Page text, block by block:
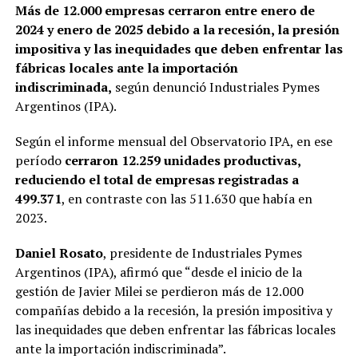
Más de 12.000 empresas cerraron entre enero de
2024 y enero de 2025 debido a la recesión, la presión
impositiva y las inequidades que deben enfrentar las
fábricas locales ante la importación
indiscriminada, según denunció Industriales Pymes
Argentinos (IPA).
Según el informe mensual del Observatorio IPA, en ese
períodocerraron 12.259 unidades productivas,
reduciendo el total de empresas registradas a
499.371, en contraste con las 511.630 que había en
2023.
Daniel Rosato, presidente de Industriales Pymes
Argentinos (IPA), afirmó que “desde el inicio de la
gestión de Javier Milei se perdieron más de 12.000
compañías debido a la recesión, la presión impositiva y
las inequidades que deben enfrentar las fábricas locales
ante la importación indiscriminada”.